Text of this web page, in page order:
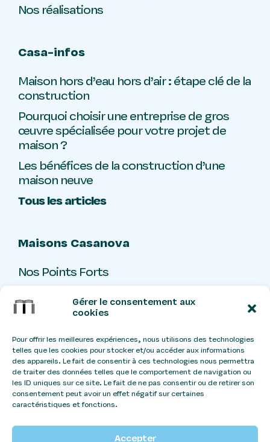
Gérer le consentement aux
cookies
Pour offrir les meilleures expériences, nous utilisons des technologies
telles que les cookies pour stocker et/ou accéder aux informations
des appareils. Le fait de consentir à ces technologies nous permettra
de traiter des données telles que le comportement de navigation ou
les ID uniques sur ce site. Le fait de ne pas consentir ou de retirer son
consentement peut avoir un effet négatif sur certaines
caractéristiques et fonctions.
Accepter
Nos réalisations
Casa-infos
Maison hors d’eau hors d’air : étape clé de la
construction
Pourquoi choisir une entreprise de gros
œuvre spécialisée pour votre projet de
maison ?
Les bénéfices de la construction d’une
maison neuve
Tous les articles
Maisons Casanova
Nos Points Forts
Contact
Design:StangtreizexAteliers
CocoWebmaster:La Chaine Digitale
Politique de confidentialité